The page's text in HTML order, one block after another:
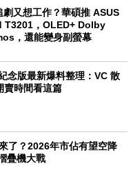
劇又想工作？華碩推 ASUS
T3201，OLED+ Dolby
，還能變身副螢幕
念版最新爆料整理：VC 散
賣時間看這篇
了？2026年市佔有望空降
疊機大戰